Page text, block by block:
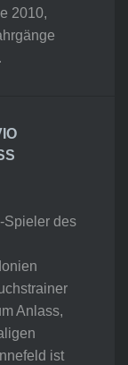
2010,
Spieler des
Anlass,
ist